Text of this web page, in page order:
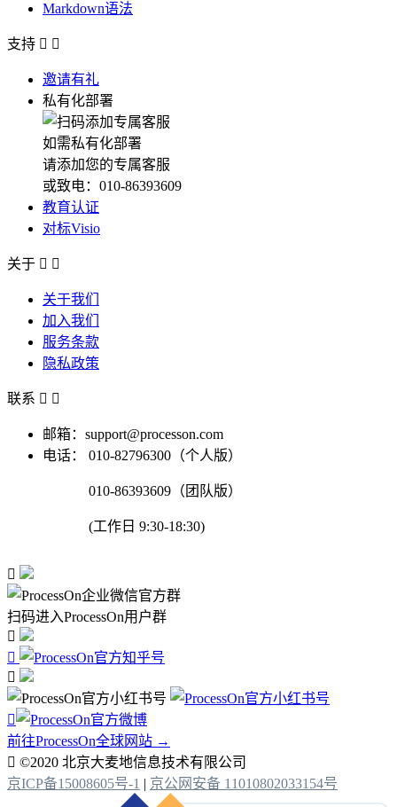
Markdown语法
支持  
邀请有礼
私有化部署
如需私有化部署
请添加您的专属客服
或致电：010-86393609
教育认证
对标Visio
关于  
关于我们
加入我们
服务条款
隐私政策
联系  
邮箱：support@processon.com
电话：
010-82796300（个人版）
010-86393609（团队版）
(工作日 9:30-18:30)

扫码进入ProcessOn用户群




前往ProcessOn全球网站 →
 ©2020 北京大麦地信息技术有限公司
京ICP备15008605号-1 | 京公网安备 11010802033154号